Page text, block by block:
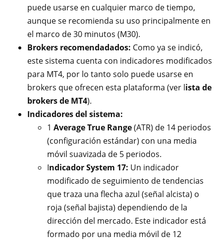
puede usarse en cualquier marco de tiempo,
aunque se recomienda su uso principalmente en
el marco de 30 minutos (M30).
Brokers recomendadados: Como ya se indicó,
este sistema cuenta con indicadores modificados
para MT4, por lo tanto solo puede usarse en
brokers que ofrecen esta plataforma (ver lista de
brokers de MT4).
Indicadores del sistema:
1 Average True Range(ATR) de 14 periodos
(configuración estándar) con una media
móvil suavizada de 5 periodos.
Indicador System 17: Un indicador
modificado de seguimiento de tendencias
que traza una flecha azul (señal alcista) o
roja (señal bajista) dependiendo de la
dirección del mercado. Este indicador está
formado por una media móvil de 12